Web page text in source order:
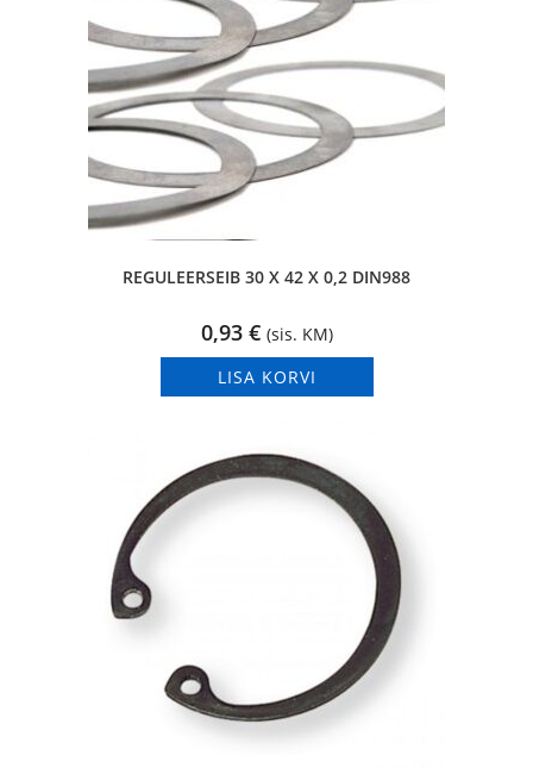
REGULEERSEIB 30 X 42 X 0,2 DIN988
0,93 € (sis. KM)
LISA KORVI